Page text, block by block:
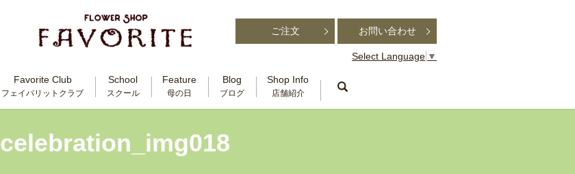
ご注文 お問い合わせ
Select Language ▼
Favorite Club
フェイバリットクラブ
School
スクール
Feature
母の日
Blog
ブログ
Shop Info
店舗紹介
celebration_img018